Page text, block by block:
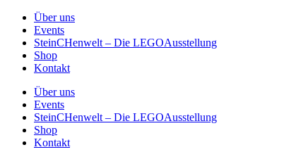
Über uns
Events
SteinCHenwelt – Die LEGOAusstellung
Shop
Kontakt
Über uns
Events
SteinCHenwelt – Die LEGOAusstellung
Shop
Kontakt